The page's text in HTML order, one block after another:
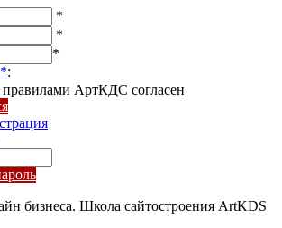
*
*
*
*:
АртКДС согласен